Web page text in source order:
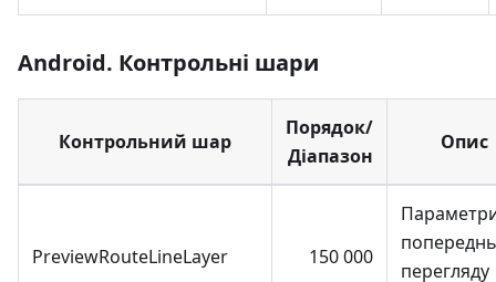
Android. Контрольні шари
Контрольний шар
Порядок/
Діапазон
Опис
PreviewRouteLineLayer 150 000
перегляду